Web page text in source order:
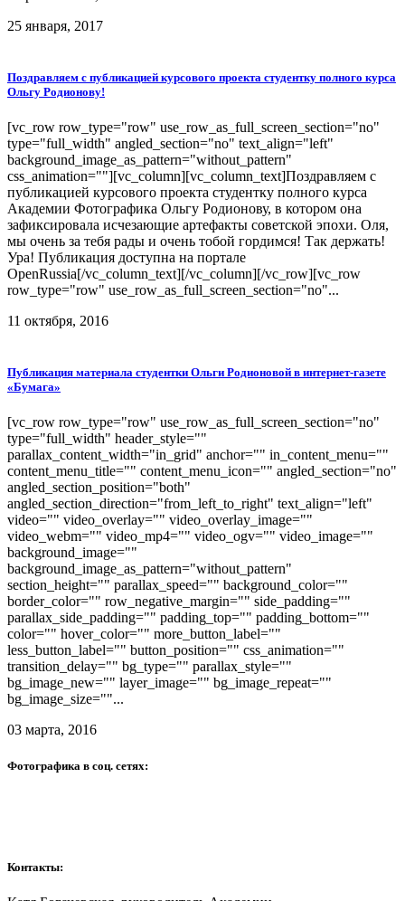
25 января, 2017
Поздравляем с публикацией курсового проекта студентку полного курса
Ольгу Родионову!
[vc_row row_type="row" use_row_as_full_screen_section="no"
type="full_width" angled_section="no" text_align="left"
background_image_as_pattern="without_pattern"
css_animation=""][vc_column][vc_column_text]Поздравляем с
публикацией курсового проекта студентку полного курса
Академии Фотографика Ольгу Родионову, в котором она
зафиксировала исчезающие артефакты советской эпохи. Оля,
мы очень за тебя рады и очень тобой гордимся! Так держать!
Ура! Публикация доступна на портале
OpenRussia[/vc_column_text][/vc_column][/vc_row][vc_row
row_type="row" use_row_as_full_screen_section="no"...
11 октября, 2016
Публикация материала студентки Ольги Родионовой в интернет-газете
«Бумага»
[vc_row row_type="row" use_row_as_full_screen_section="no"
type="full_width" header_style=""
parallax_content_width="in_grid" anchor="" in_content_menu=""
content_menu_title="" content_menu_icon="" angled_section="no"
angled_section_position="both"
angled_section_direction="from_left_to_right" text_align="left"
video="" video_overlay="" video_overlay_image=""
video_webm="" video_mp4="" video_ogv="" video_image=""
background_image=""
background_image_as_pattern="without_pattern"
section_height="" parallax_speed="" background_color=""
border_color="" row_negative_margin="" side_padding=""
parallax_side_padding="" padding_top="" padding_bottom=""
color="" hover_color="" more_button_label=""
less_button_label="" button_position="" css_animation=""
transition_delay="" bg_type="" parallax_style=""
bg_image_new="" layer_image="" bg_image_repeat=""
bg_image_size=""...
03 марта, 2016
Фотографика в соц. сетях:
Контакты: